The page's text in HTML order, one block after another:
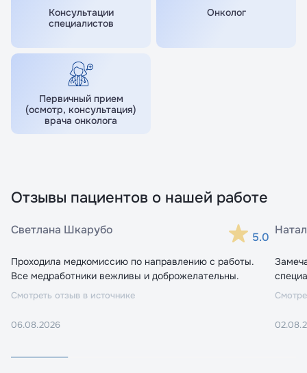
Консультации
специалистов
Онколог
Первичный прием
(осмотр, консультация)
врача онколога
Отзывы пациентов о нашей работе
Светлана Шкарубо
5.0
Проходила медкомиссию по направлению с работы.
Все медработники вежливы и доброжелательны.
Смотреть отзыв в источнике
06.08.2026
Принимаю условия
конфиденциальности
Принимаю условия
конфиденциальности